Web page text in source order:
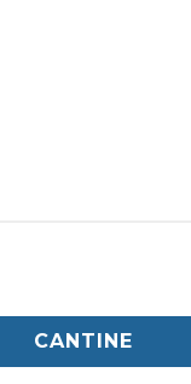
CANTINE